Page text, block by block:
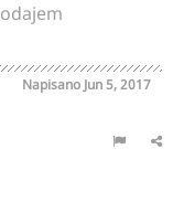
Napisano Jun 5, 2017